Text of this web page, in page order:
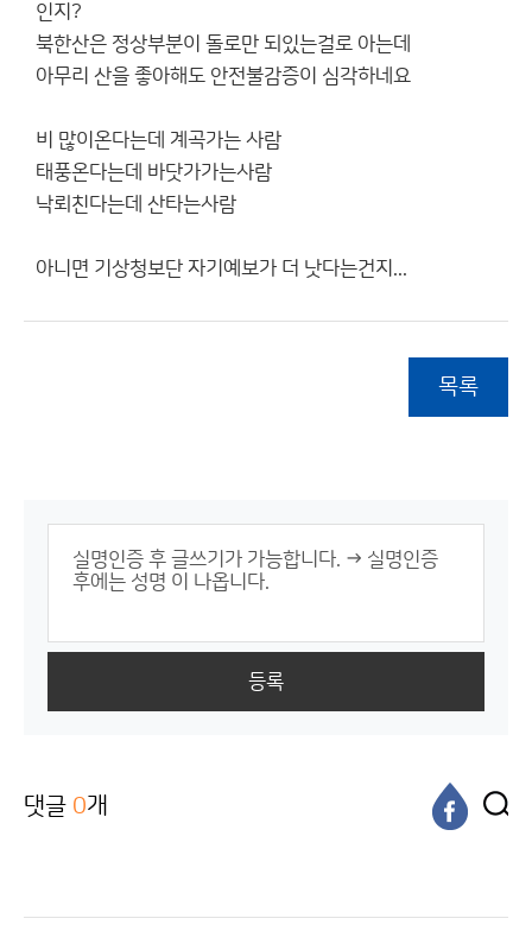
인지?
북한산은 정상부분이 돌로만 되있는걸로 아는데
아무리 산을 좋아해도 안전불감증이 심각하네요
비 많이온다는데 계곡가는 사람
태풍온다는데 바닷가가는사람
낙뢰친다는데 산타는사람
아니면 기상청보단 자기예보가 더 낫다는건지...
목록
등록
댓글 0개